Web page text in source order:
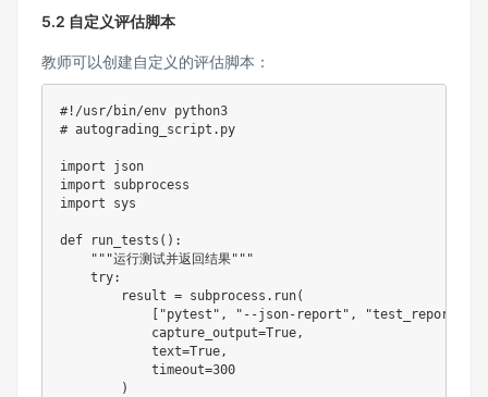
5.2 自定义评估脚本
教师可以创建自定义的评估脚本：
#!/usr/bin/env python3
# autograding_script.py
import
import
import sys
def run_tests ( ) :
"""运行测试并返回结果"""
try:
        result
= subprocess . run(
[ "pytest" , "--json-report" ,
            capture_output
=True,
            text
=True,
            timeout
=300
)